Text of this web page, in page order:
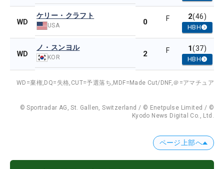
WD
ケリー・クラフト
USA 0 F 2(46)
HBH
WD
ノ・スンヨル
KOR 2 F 1(37)
HBH
WD=棄権, DQ=失格, CUT=予選落ち, MDF=Made Cut/DNF,＠=アマチュア
© Sportradar AG, St. Gallen, Switzerland / © Enetpulse Limited / ©
Kyodo News Digital Co., Ltd.
ページ上部へ